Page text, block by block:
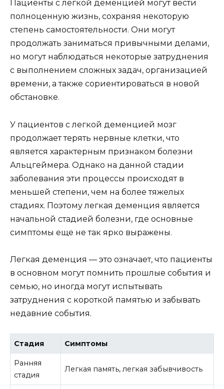
Пациенты с легкой деменцией могут вести
полноценную жизнь, сохраняя некоторую
степень самостоятельности. Они могут
продолжать заниматься привычными делами,
но могут наблюдаться некоторые затруднения
с выполнением сложных задач, организацией
времени, а также сориентироваться в новой
обстановке.
У пациентов с легкой деменцией мозг
продолжает терять нервные клетки, что
является характерным признаком болезни
Альцгеймера. Однако на данной стадии
заболевания эти процессы происходят в
меньшей степени, чем на более тяжелых
стадиях. Поэтому легкая деменция является
начальной стадией болезни, где основные
симптомы еще не так ярко выражены.
Легкая деменция — это означает, что пациенты
в основном могут помнить прошлые события и
семью, но иногда могут испытывать
затруднения с короткой памятью и забывать
недавние события.
Стадия Симптомы
Ранняя
стадия
Легкая память, легкая забывчивость